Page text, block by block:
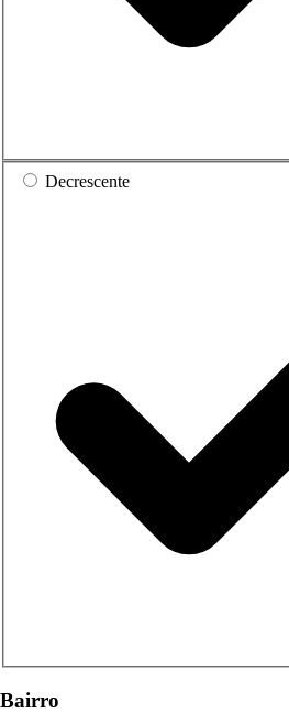
Decrescente
Bairro